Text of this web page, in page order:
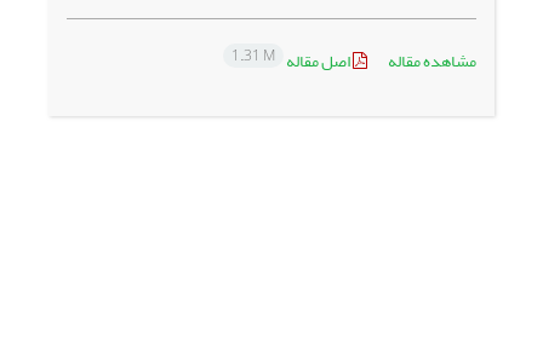
مشاهده مقاله اصل مقاله 1.31 M